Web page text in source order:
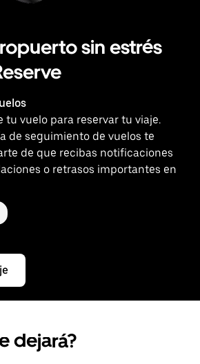
sin estrés
tu vuelo para reservar tu viaje.
de seguimiento de vuelos te
de que recibas notificaciones
o retrasos importantes en
dejará?